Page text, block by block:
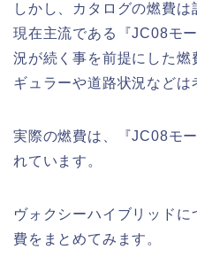
しかし、カタログの燃費
現在主流である『JC08モ
況が続く事を前提にした燃
ギュラーや道路状況などは
実際の燃費は、『JC08モ
れています。
ヴォクシーハイブリッド
費をまとめてみます。